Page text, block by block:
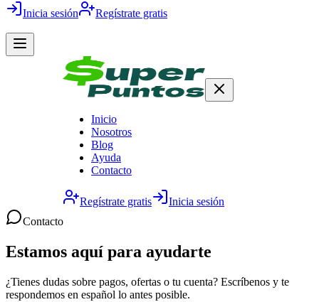
Inicia sesión Regístrate gratis
Inicio
Nosotros
Blog
Ayuda
Contacto
Regístrate gratis
Inicia sesión
Contacto
Estamos aquí para ayudarte
¿Tienes dudas sobre pagos, ofertas o tu cuenta? Escríbenos y te
respondemos en español lo antes posible.